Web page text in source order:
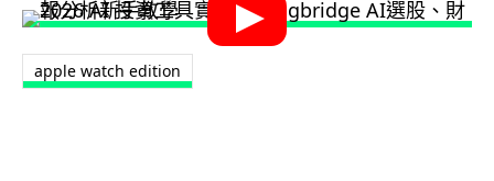
apple watch edition